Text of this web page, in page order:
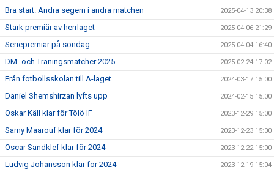
Bra start. Andra segern i andra matchen 2025-04-13 20:38
Stark premiär av herrlaget 2025-04-06 21:29
Seriepremiär på söndag 2025-04-04 16:40
DM- och Träningsmatcher 2025 2025-02-24 17:02
Från fotbollsskolan till A-laget 2024-03-17 15:00
Daniel Shemshirzan lyfts upp 2024-02-15 15:00
Oskar Käll klar för Tölö IF 2023-12-29 15:00
Samy Maarouf klar för 2024 2023-12-23 15:00
Oscar Sandklef klar för 2024 2023-12-22 15:00
Ludvig Johansson klar för 2024 2023-12-19 15:04